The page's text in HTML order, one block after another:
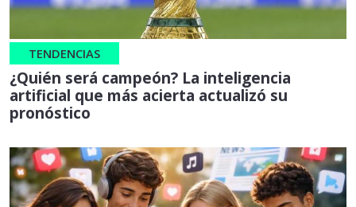
TENDENCIAS
¿Quién será campeón? La inteligencia
artificial que más acierta actualizó su
pronóstico